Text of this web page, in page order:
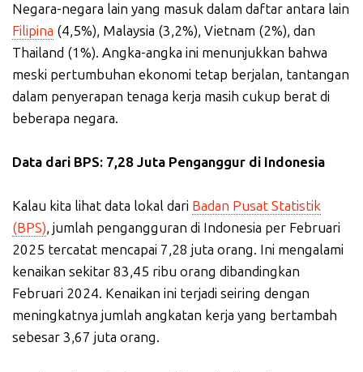
Negara-negara lain yang masuk dalam daftar antara lain
Filipina (4,5%), Malaysia (3,2%), Vietnam (2%), dan
Thailand (1%). Angka-angka ini menunjukkan bahwa
meski pertumbuhan ekonomi tetap berjalan, tantangan
dalam penyerapan tenaga kerja masih cukup berat di
beberapa negara.
Data dari BPS: 7,28 Juta Penganggur di Indonesia
Kalau kita lihat data lokal dari Badan Pusat Statistik
(BPS), jumlah pengangguran di Indonesia per Februari
2025 tercatat mencapai 7,28 juta orang. Ini mengalami
kenaikan sekitar 83,45 ribu orang dibandingkan
Februari 2024. Kenaikan ini terjadi seiring dengan
meningkatnya jumlah angkatan kerja yang bertambah
sebesar 3,67 juta orang.